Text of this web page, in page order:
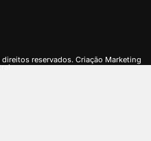
reservados. Criação Marketing